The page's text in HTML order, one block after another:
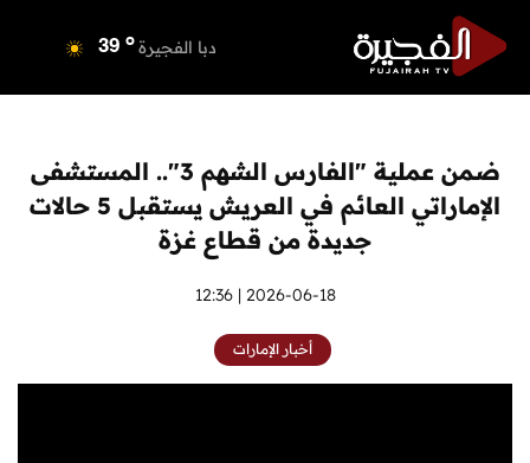
دبا الفجيرة 39 o
أم القيوين o
راس الخيمةo
الفجيرة
ضمن عملية "الفارس الشهم 3".. المستشفى
الإماراتي العائم في العريش يستقبل 5 حالات
جديدة من قطاع غزة
2026-06-18 | 12:36
أخبار الإمارات